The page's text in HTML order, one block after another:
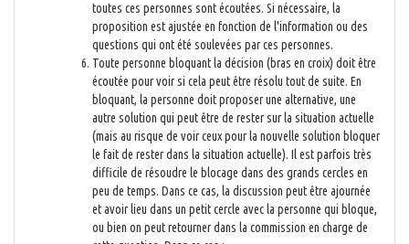
toutes ces personnes sont écoutées. Si nécessaire, la
proposition est ajustée en fonction de l'information ou des
questions qui ont été soulevées par ces personnes.
Toute personne bloquant la décision (bras en croix) doit être
écoutée pour voir si cela peut être résolu tout de suite. En
bloquant, la personne doit proposer une alternative, une
autre solution qui peut être de rester sur la situation actuelle
(mais au risque de voir ceux pour la nouvelle solution bloquer
le fait de rester dans la situation actuelle). Il est parfois très
difficile de résoudre le blocage dans des grands cercles en
peu de temps. Dans ce cas, la discussion peut être ajournée
et avoir lieu dans un petit cercle avec la personne qui bloque,
ou bien on peut retourner dans la commission en charge de